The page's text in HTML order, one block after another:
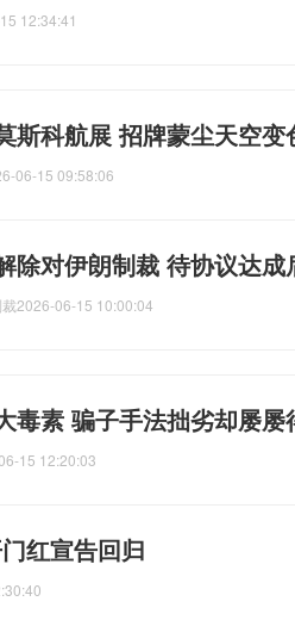
12:34:41
斯科航展 招牌蒙尘天空变
06-15 09:58:06
除对伊朗制裁 待协议达成
2026-06-15 10:00:04
毒素 骗子手法拙劣却屡屡
15 12:20:03
红宣告回归